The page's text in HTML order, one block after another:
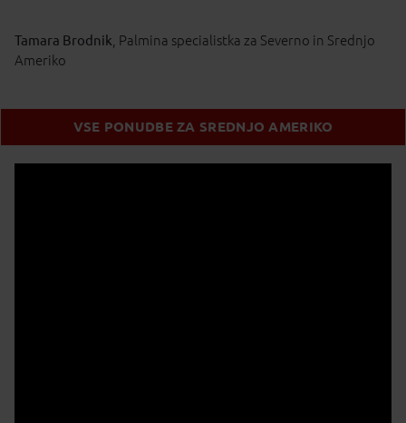
Tamara Brodnik , Palmina specialistka za Severno in Srednjo
Ameriko
VSE PONUDBE ZA SREDNJO AMERIKO